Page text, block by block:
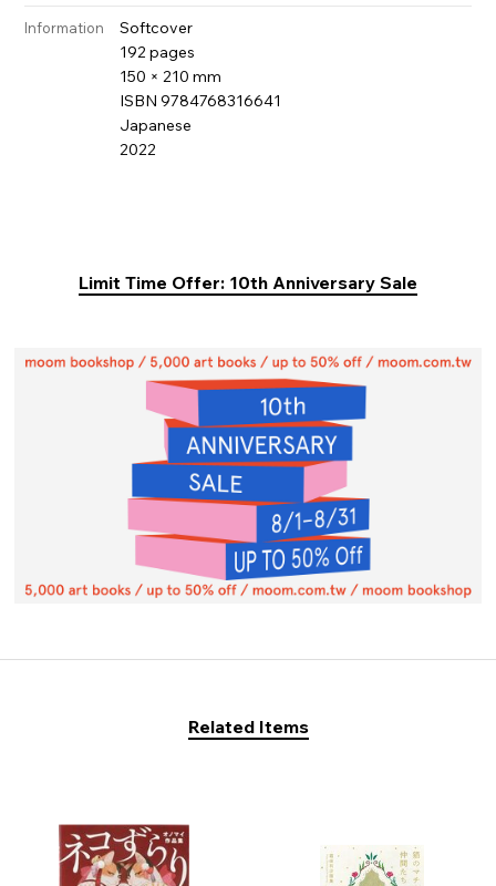
Information
Softcover
192 pages
150 × 210 mm
ISBN 9784768316641
Japanese
2022
Limit Time Offer: 10th Anniversary Sale
Related Items